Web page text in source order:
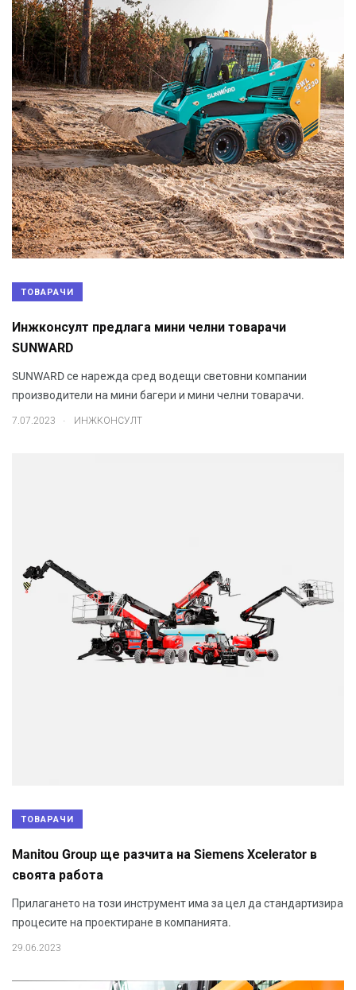
ТОВАРАЧИ
Инжконсулт предлага мини челни товарачи
SUNWARD
SUNWARD се нарежда сред водещи световни компании
производители на мини багери и мини челни товарачи.
7.07.2023 . ИНЖКОНСУЛТ
ТОВАРАЧИ
Manitou Group ще разчита на Siemens Xcelerator в
своята работа
Прилагането на този инструмент има за цел да стандартизира
процесите на проектиране в компанията.
29.06.2023